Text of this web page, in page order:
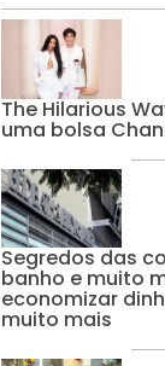
The Hilarious
uma bolsa
Segredos das
banho e muito
economizar
muito mais